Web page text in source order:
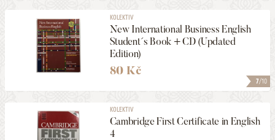
7/10
KOLEKTIV
New International Business English
Student´s Book + CD (Updated
Edition)
80 Kč
KOLEKTIV
Cambridge First Certificate in English
4